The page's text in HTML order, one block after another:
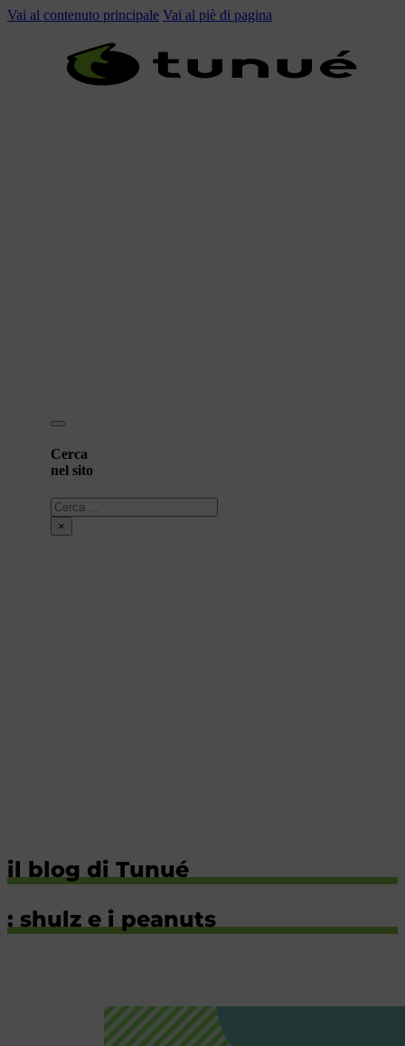
Vai al contenuto principale Vai al piè di pagina
Cerca
nel sito
Cerca
×
il blog di Tunué
: shulz e i peanuts